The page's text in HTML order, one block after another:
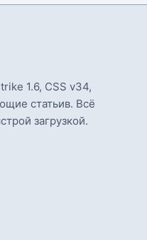
1.6, CSS v34,
статьив. Всё
загрузкой.